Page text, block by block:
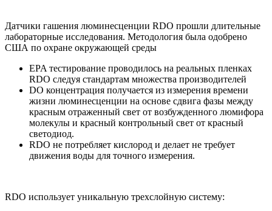
Датчики гашения люминесценции RDO прошли длительные
лабораторные исследования. Методология была одобрено
США по охране окружающей среды
EPA тестирование проводилось на реальных пленках
RDO следуя стандартам множества производителей
DO концентрация получается из измерения времени
жизни люминесценции на основе сдвига фазы между
красным отраженный свет от возбужденного люмифора
молекулы и красный контрольный свет от красный
светодиод.
RDO не потребляет кислород и делает не требует
движения воды для точного измерения.
RDO использует уникальную трехслойную систему: